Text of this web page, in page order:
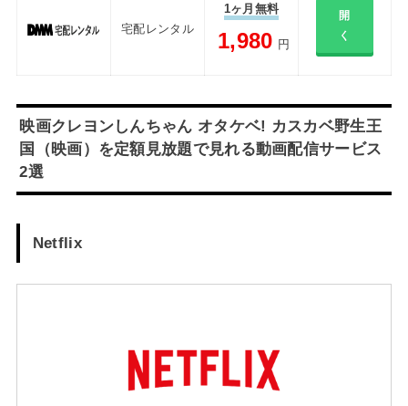
宅配レンタル
1ヶ月無料
1,980 円
開
く
映画クレヨンしんちゃん オタケベ! カスカベ野生王
国（映画）を定額見放題で見れる動画配信サービス
2選
Netflix